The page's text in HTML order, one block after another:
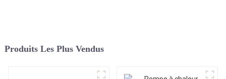
Produits Les Plus Vendus